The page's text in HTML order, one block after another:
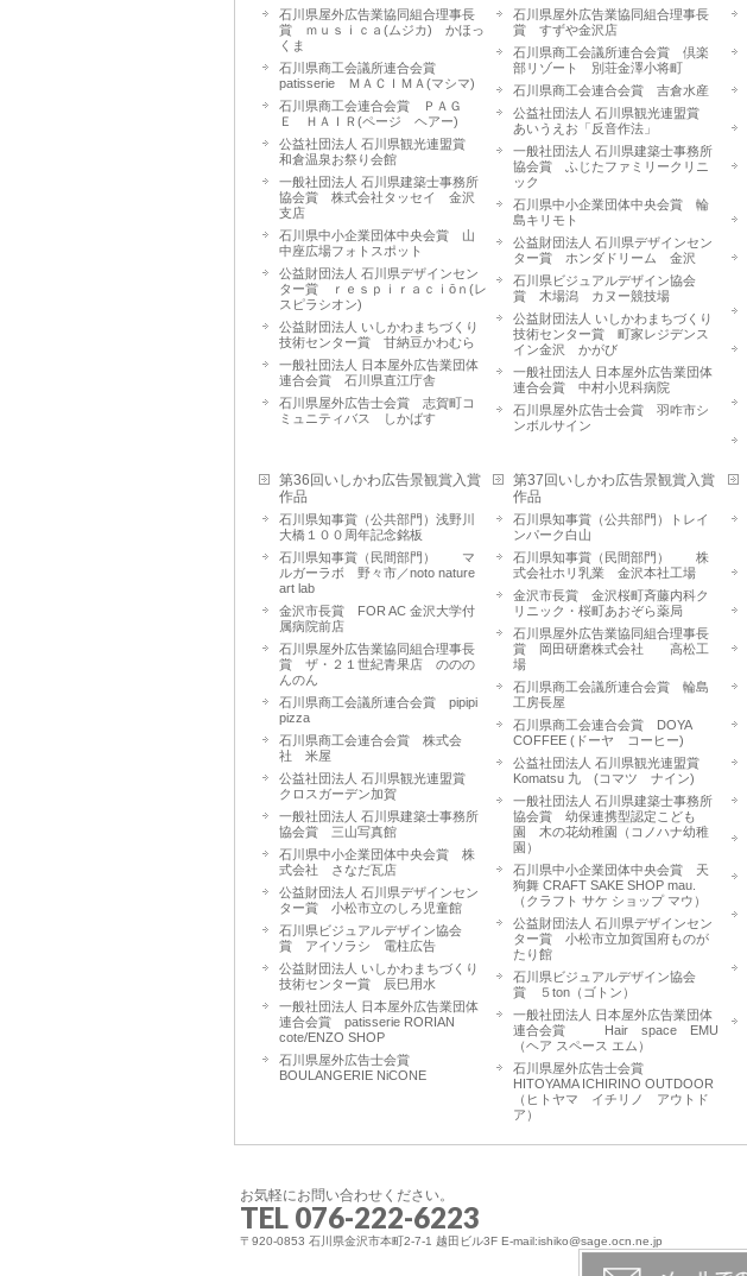
石川県屋外広告業協同組合理事長
賞 ｍｕｓｉｃａ(ムジカ) かほっ
くま
石川県商工会議所連合会賞
patisserie ＭＡＣＩＭＡ(マシマ)
石川県商工会連合会賞 ＰＡＧ
Ｅ ＨＡＩＲ(ページ ヘアー)
公益社団法人 石川県観光連盟賞
和倉温泉お祭り会館
一般社団法人 石川県建築士事務所
協会賞 株式会社タッセイ 金沢
支店
石川県中小企業団体中央会賞 山
中座広場フォトスポット
公益財団法人 石川県デザインセン
ター賞 ｒｅｓｐｉｒａｃｉōｎ(レ
スピラシオン)
公益財団法人 いしかわまちづくり
技術センター賞 甘納豆かわむら
一般社団法人 日本屋外広告業団体
連合会賞 石川県直江庁舎
石川県屋外広告士会賞 志賀町コ
ミュニティバス しかばす
石川県屋外広告業協同組合理事長
賞 すずや金沢店
石川県商工会議所連合会賞 倶楽
部リゾート 別荘金澤小将町
石川県商工会連合会賞 吉倉水産
公益社団法人 石川県観光連盟賞
あいうえお「反音作法」
一般社団法人 石川県建築士事務所
協会賞 ふじたファミリークリニ
ック
石川県中小企業団体中央会賞 輪
島キリモト
公益財団法人 石川県デザインセン
ター賞 ホンダドリーム 金沢
石川県ビジュアルデザイン協会
賞 木場潟 カヌー競技場
公益財団法人 いしかわまちづくり
技術センター賞 町家レジデンス
イン金沢 かがび
一般社団法人 日本屋外広告業団体
連合会賞 中村小児科病院
石川県屋外広告士会賞 羽咋市シ
ンボルサイン
第36回いしかわ広告景観賞入賞
作品
石川県知事賞（公共部門）浅野川
大橋１００周年記念銘板
石川県知事賞（民間部門） マ
ルガーラボ 野々市／noto nature
art lab
金沢市長賞 FOR AC 金沢大学付
属病院前店
石川県屋外広告業協同組合理事長
賞 ザ・２１世紀青果店 ののの
んのん
石川県商工会議所連合会賞 pipipi
pizza
石川県商工会連合会賞 株式会
社 米屋
公益社団法人 石川県観光連盟賞
クロスガーデン加賀
一般社団法人 石川県建築士事務所
協会賞 三山写真館
石川県中小企業団体中央会賞 株
式会社 さなだ瓦店
公益財団法人 石川県デザインセン
ター賞 小松市立のしろ児童館
石川県ビジュアルデザイン協会
賞 アイソラシ 電柱広告
公益財団法人 いしかわまちづくり
技術センター賞 辰巳用水
一般社団法人 日本屋外広告業団体
連合会賞 patisserie RORIAN
cote/ENZO SHOP
石川県屋外広告士会賞
BOULANGERIE NiCONE
第37回いしかわ広告景観賞入賞
作品
石川県知事賞（公共部門）トレイ
ンパーク白山
石川県知事賞（民間部門） 株
式会社ホリ乳業 金沢本社工場
金沢市長賞 金沢桜町斉藤内科ク
リニック・桜町あおぞら薬局
石川県屋外広告業協同組合理事長
賞 岡田研磨株式会社 高松工
場
石川県商工会議所連合会賞 輪島
工房長屋
石川県商工会連合会賞 DOYA
COFFEE (ドーヤ コーヒー)
公益社団法人 石川県観光連盟賞
Komatsu 九 (コマツ ナイン)
一般社団法人 石川県建築士事務所
協会賞 幼保連携型認定こども
園 木の花幼稚園（コノハナ幼稚
園）
石川県中小企業団体中央会賞 天
狗舞 CRAFT SAKE SHOP mau.
（クラフト サケ ショップ マウ）
公益財団法人 石川県デザインセン
ター賞 小松市立加賀国府ものが
たり館
石川県ビジュアルデザイン協会
賞 ５ton（ゴトン）
一般社団法人 日本屋外広告業団体
連合会賞 Hair space EMU
（ヘア スペース エム）
石川県屋外広告士会賞
HITOYAMA ICHIRINO OUTDOOR
（ヒトヤマ イチリノ アウトド
ア）
お気軽にお問い合わせください。
TEL 076-222-6223
〒920-0853 石川県金沢市本町2-7-1 越田ビル3F E-mail:ishiko@sage.ocn.ne.jp